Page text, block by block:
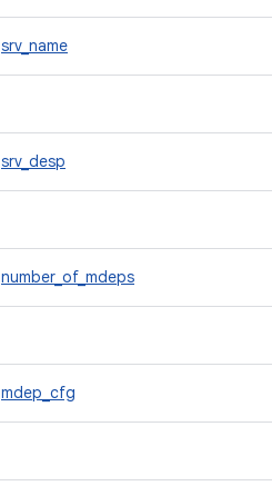
srv_name
srv_desp
number_of_mdeps
mdep_cfg